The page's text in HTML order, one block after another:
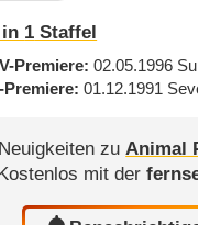
in 1 Staffel
Premiere 02.05.1996
01.12.1991
zu Animal
mit der